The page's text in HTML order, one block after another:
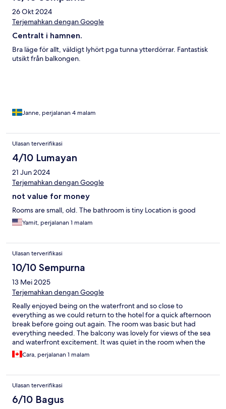
26 Okt 2024
Terjemahkan dengan Google
Centralt i hamnen.
Bra läge för allt, väldigt lyhört pga tunna ytterdörrar. Fantastisk
utsikt från balkongen.
Janne, perjalanan 4 malam
Ulasan terverifikasi
4/10 Lumayan
21 Jun 2024
Terjemahkan dengan Google
not value for money
Rooms are small, old. The bathroom is tiny Location is good
Yamit, perjalanan 1 malam
Ulasan terverifikasi
10/10 Sempurna
13 Mei 2025
Terjemahkan dengan Google
Really enjoyed being on the waterfront and so close to
everything as we could return to the hotel for a quick afternoon
break before going out again. The room was basic but had
everything needed. The balcony was lovely for views of the sea
and waterfront excitement. It was quiet in the room when the
windows were closed however would be loud if not closed.
Cara, perjalanan 1 malam
Ulasan terverifikasi
6/10 Bagus